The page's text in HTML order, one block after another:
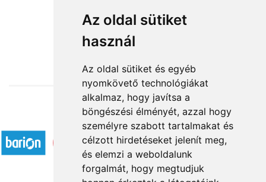
Az oldal sütiket
használ
Az oldal sütiket és egyéb
nyomkövető technológiákat
alkalmaz, hogy javítsa a
böngészési élményét, azzal hogy
személyre szabott tartalmakat és
célzott hirdetéseket jelenít meg,
és elemzi a weboldalunk
forgalmát, hogy megtudjuk
from HUF14,400
Accepted payment methods